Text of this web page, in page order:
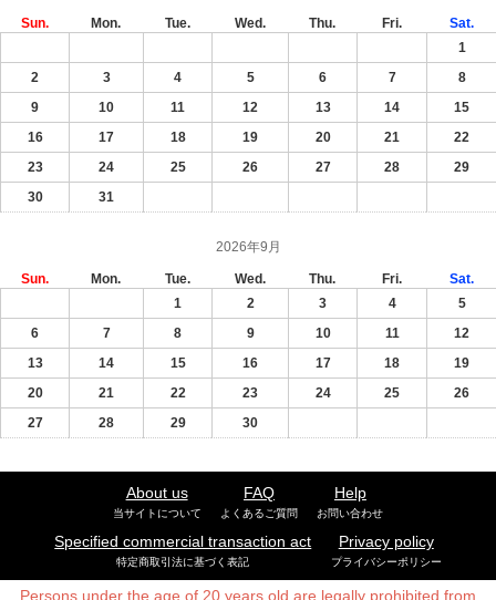
Sun. Mon. Tue. Wed. Thu. Fri.
Sat.
1
2
3 4 5 6 7
8
9
10 11 12 13 14
15
16
17 18 19 20 21
22
23
24 25 26 27 28
29
30
31
2026年9月
Sun. Mon. Tue. Wed. Thu. Fri.
Sat.
1
2 3 4
5
6
7 8 9 10 11
12
13
14 15 16 17 18
19
20
21 22 23 24 25
26
27
28 29 30
About us
当サイトについて
FAQ
よくあるご質問
Help
お問い合わせ
Specified commercial transaction act
特定商取引法に基づく表記
Privacy policy
プライバシーポリシー
Persons under the age of 20 years old are legally prohibited from